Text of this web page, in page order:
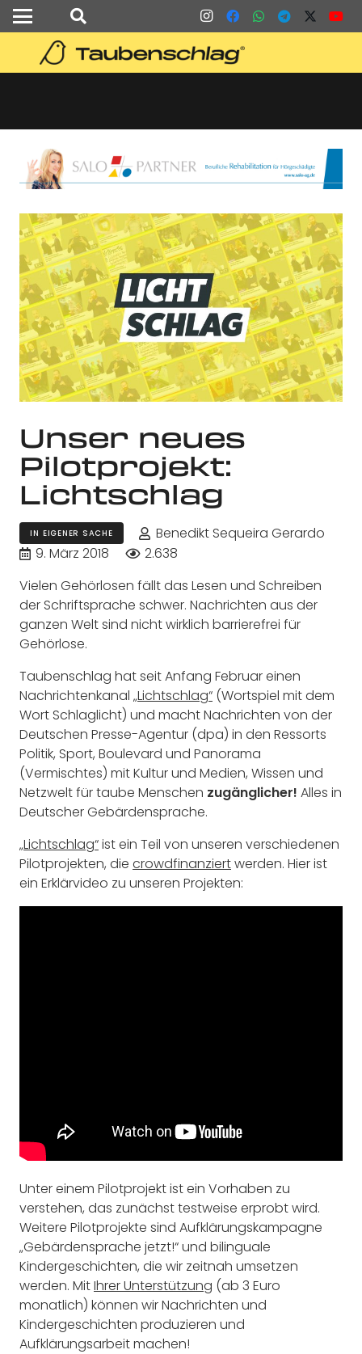
Unser neues
Pilotprojekt:
Lichtschlag
IN EIGENER SACHE
Benedikt Sequeira Gerardo
9. März 2018
2.638
Vielen Gehörlosen fällt das Lesen und Schreiben
der Schriftsprache schwer. Nachrichten aus der
ganzen Welt sind nicht wirklich barrierefrei für
Gehörlose.
Taubenschlag hat seit Anfang Februar einen
Nachrichtenkanal „Lichtschlag“ (Wortspiel mit dem
Wort Schlaglicht) und macht Nachrichten von der
Deutschen Presse-Agentur (dpa) in den Ressorts
Politik, Sport, Boulevard und Panorama
(Vermischtes) mit Kultur und Medien, Wissen und
Netzwelt für taube Menschen zugänglicher! Alles in
Deutscher Gebärdensprache.
„Lichtschlag“ist ein Teil von unseren verschiedenen
Pilotprojekten, die crowdfinanziertwerden. Hier ist
ein Erklärvideo zu unseren Projekten:
Unter einem Pilotprojekt ist ein Vorhaben zu
verstehen, das zunächst testweise erprobt wird.
Weitere Pilotprojekte sind Aufklärungskampagne
„Gebärdensprache jetzt!“ und bilinguale
Kindergeschichten, die wir zeitnah umsetzen
werden. MitIhrer Unterstützung (ab 3 Euro
monatlich) können wir Nachrichten und
Kindergeschichten produzieren und
Aufklärungsarbeit machen!